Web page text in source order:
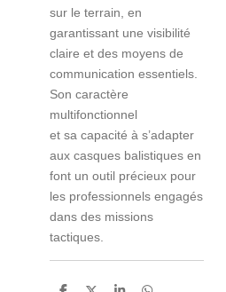
sur le terrain, en
garantissant une visibilité
claire et des moyens de
communication essentiels.
Son caractère
multifonctionnel
et sa capacité à s’adapter
aux casques balistiques en
font un outil précieux pour
les professionnels engagés
dans des missions
tactiques.